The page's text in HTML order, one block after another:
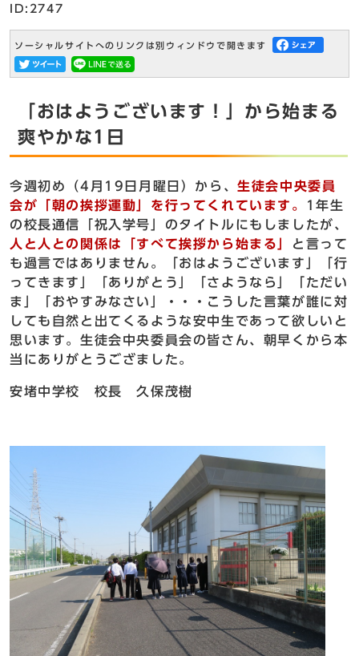
ID:2747
ソーシャルサイトへのリンクは別ウィンドウで開きます
「おはようございます！」から始まる
爽やかな1日
今週初め（4月19日月曜日）から、生徒会中央委員
会が「朝の挨拶運動」を行ってくれています。
1年生
の校長通信「祝入学号」のタイトルにもしましたが、
人と人との関係は「すべて挨拶から始まる」
と言って
も過言ではありません。「おはようございます」「行
ってきます」「ありがとう」「さようなら」「ただい
ま」「おやすみなさい」・・・こうした言葉が誰に対
しても自然と出てくるような安中生であって欲しいと
思います。生徒会中央委員会の皆さん、朝早くから本
当にありがとうござました。
安堵中学校 校長 久保茂樹